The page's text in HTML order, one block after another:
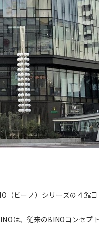
ビーノ）シリーズの４館
は、従来のBINOコンセプ